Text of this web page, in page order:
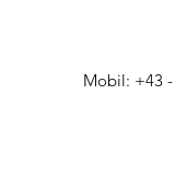
Mobil: +43